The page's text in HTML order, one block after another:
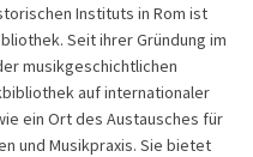
Instituts in Rom ist
Seit ihrer Gründung im
musikgeschichtlichen
auf internationaler
ein Ort des Austausches für
und Musikpraxis. Sie bietet